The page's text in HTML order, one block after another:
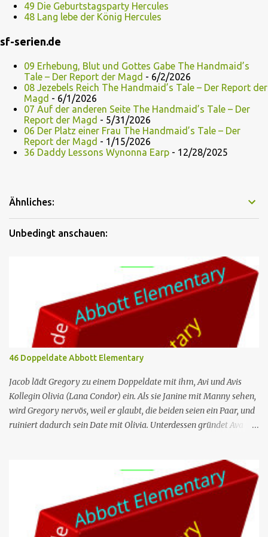
49 Die Geburtstagsparty Hercules
48 Lang lebe der König Hercules
sf-serien.de
09 Erhebung, Blut und Gottes Gabe The Handmaid’s
Tale – Der Report der Magd - 6/2/2026
08 Jezebels Reich The Handmaid’s Tale – Der Report der
Magd - 6/1/2026
07 Auf der anderen Seite The Handmaid’s Tale – Der
Report der Magd - 5/31/2026
06 Der Platz einer Frau The Handmaid’s Tale – Der
Report der Magd - 1/15/2026
36 Daddy Lessons Wynonna Earp - 12/28/2025
Ähnliches:
Unbedingt anschauen:
46 Doppeldate Abbott Elementary
Jacob lädt Gregory zu einem Doppeldate mit ihm, Avi und Avis
Kollegin Olivia (Lana Condor) ein. Als sie Janine mit Manny sehen,
wird Gregory nervös, weil er glaubt, die beiden seien ein Paar, und
ruiniert dadurch sein Date mit Olivia. Unterdessen gründet Ava
sie lesen – „Parable of the Sower“ –, unterschiedlich
interpretieren. Nr. (ges.) 46 Deutscher Titel Doppeldate Serie
Abbott Elementary Staffel Staffel 3 Nr. (St.) 11 Original­titel Double
Date Regie Razan Ghalayini Drehbuch Garrett Werner Erstaus­
strahlung (USA) 1. Mai 2024 Deutsch­sprachige Erst­veröffent­